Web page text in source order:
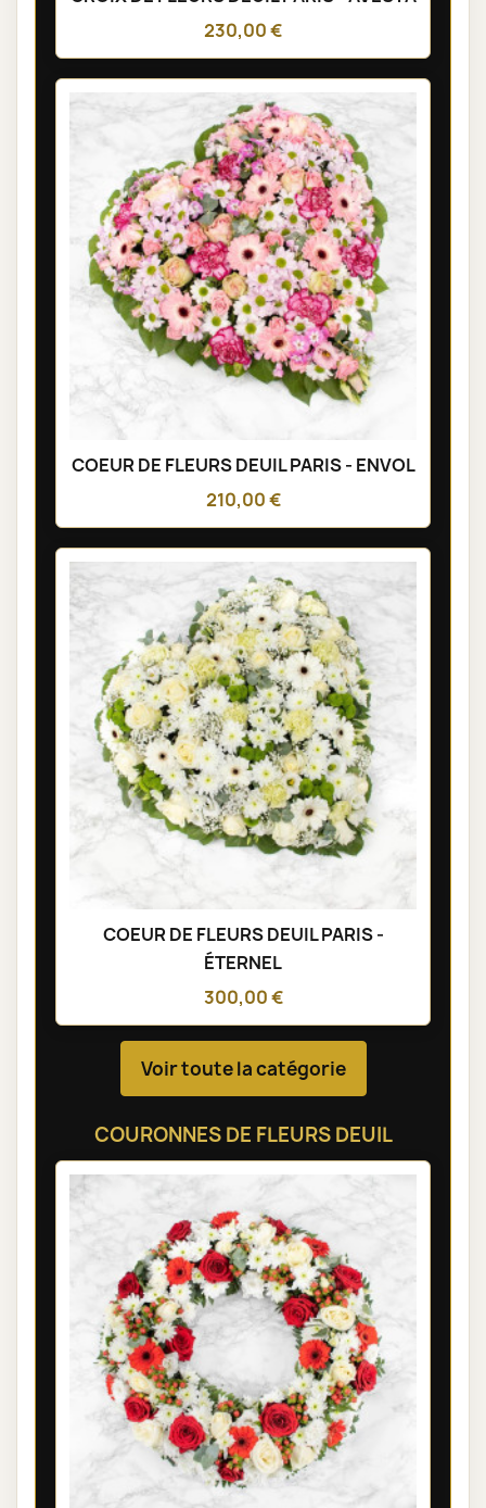
230,00 €
COEUR DE FLEURS DEUIL PARIS - ENVOL
210,00 €
COEUR DE FLEURS DEUIL PARIS -
ÉTERNEL
300,00 €
Voir toute la catégorie
COURONNES DE FLEURS DEUIL